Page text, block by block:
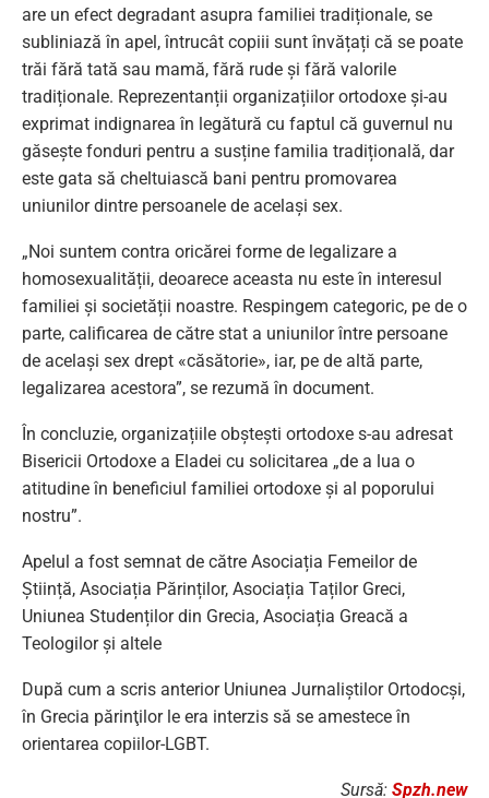
are un efect degradant asupra familiei tradiționale, se
subliniază în apel, întrucât copiii sunt învățați că se poate
trăi fără tată sau mamă, fără rude și fără valorile
tradiționale. Reprezentanții organizațiilor ortodoxe și-au
exprimat indignarea în legătură cu faptul că guvernul nu
găsește fonduri pentru a susține familia tradițională, dar
este gata să cheltuiască bani pentru promovarea
uniunilor dintre persoanele de același sex.
„Noi suntem contra oricărei forme de legalizare a
homosexualității, deoarece aceasta nu este în interesul
familiei și societății noastre. Respingem categoric, pe de o
parte, calificarea de către stat a uniunilor între persoane
de același sex drept «căsătorie», iar, pe de altă parte,
legalizarea acestora”, se rezumă în document.
În concluzie, organizațiile obștești ortodoxe s-au adresat
Bisericii Ortodoxe a Eladei cu solicitarea „de a lua o
atitudine în beneficiul familiei ortodoxe și al poporului
nostru”.
Apelul a fost semnat de către Asociația Femeilor de
Știință, Asociația Părinților, Asociația Taților Greci,
Uniunea Studenților din Grecia, Asociația Greacă a
Teologilor și altele
După cum a scris anterior Uniunea Jurnaliştilor Ortodocşi,
în Grecia părinţilor le era interzis să se amestece în
orientarea copiilor-LGBT.
Sursă: Spzh.new